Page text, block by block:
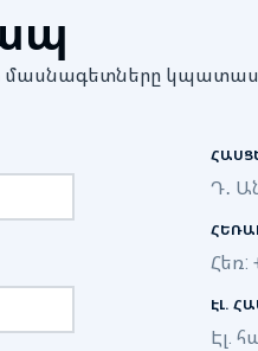
մասնագետները
Դ․
Հեռ:
ԷԼ.
Էլ.